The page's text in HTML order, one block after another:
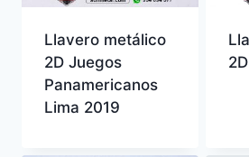
Llavero metálico
2D Juegos
Panamericanos
Lima 2019